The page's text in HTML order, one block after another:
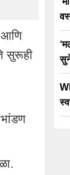
आणि
सुरूही